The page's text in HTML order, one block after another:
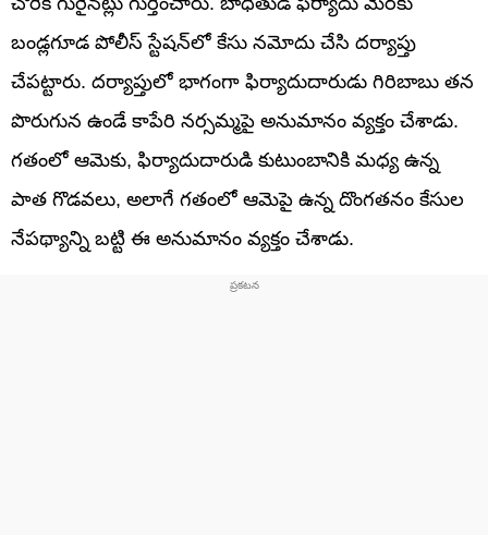
బండ్లగూడ పోలీస్ స్టేషన్‌లో కేసు నమోదు చేసి దర్యాప్తు
చేపట్టారు. దర్యాప్తులో భాగంగా ఫిర్యాదుదారుడు గిరిబాబు తన
పొరుగున ఉండే కాపేరి నర్సమ్మపై అనుమానం వ్యక్తం చేశాడు.
గతంలో ఆమెకు, ఫిర్యాదుదారుడి కుటుంబానికి మధ్య ఉన్న
పాత గొడవలు, అలాగే గతంలో ఆమెపై ఉన్న దొంగతనం కేసుల
నేపథ్యాన్ని బట్టి ఈ అనుమానం వ్యక్తం చేశాడు.